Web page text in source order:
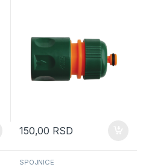
150,00 RSD
SPOJNICE